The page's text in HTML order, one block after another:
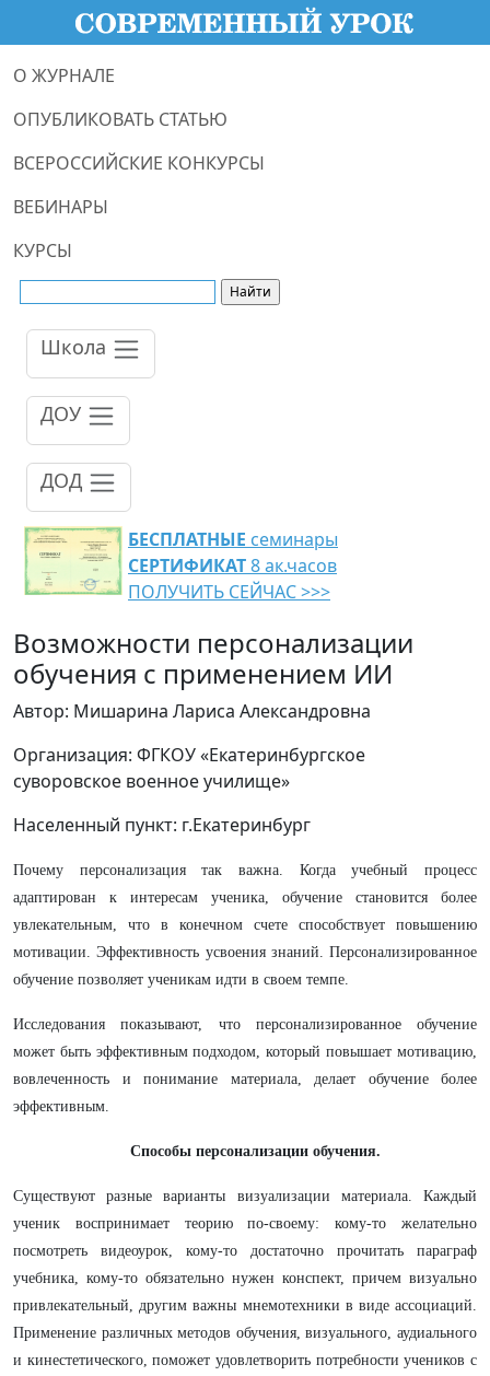
О ЖУРНАЛЕ
ОПУБЛИКОВАТЬ СТАТЬЮ
ВСЕРОССИЙСКИЕ КОНКУРСЫ
ВЕБИНАРЫ
КУРСЫ
Школа
ДОУ
ДОД
БЕСПЛАТНЫЕ семинары
СЕРТИФИКАТ8 ак.часов
ПОЛУЧИТЬ СЕЙЧАС >>>
Возможности персонализации
обучения с применением ИИ
Автор: Мишарина Лариса Александровна
Организация: ФГКОУ «Екатеринбургское
суворовское военное училище»
Населенный пункт: г.Екатеринбург
Почему персонализация так важна. Когда учебный процесс
адаптирован к интересам ученика, обучение становится более
увлекательным, что в конечном счете способствует повышению
мотивации. Эффективность усвоения знаний. Персонализированное
обучение позволяет ученикам идти в своем темпе.
Исследования показывают, что персонализированное обучение
может быть эффективным подходом, который повышает мотивацию,
вовлеченность и понимание материала, делает обучение более
эффективным.
Способы персонализации обучения.
Существуют разные варианты визуализации материала. Каждый
ученик воспринимает теорию по-своему: кому-то желательно
посмотреть видеоурок, кому-то достаточно прочитать параграф
учебника, кому-то обязательно нужен конспект, причем визуально
привлекательный, другим важны мнемотехники в виде ассоциаций.
Применение различных методов обучения, визуального, аудиального
и кинестетического, поможет удовлетворить потребности учеников с